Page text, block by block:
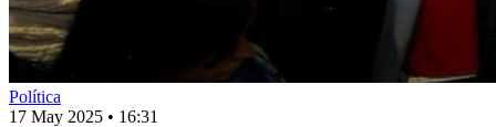
Política
17 May 2025 • 16:31